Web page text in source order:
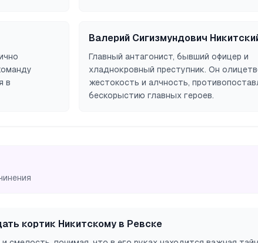
в
Валерий Сигизмундович
Главный антагонист, бывший офицер и
хладнокровный преступник. Он
жестокость и алчность,
бескорыстию главных героев.
кортик Никитскому в Ревске